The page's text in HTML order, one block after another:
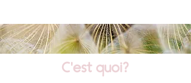
C'est quoi?